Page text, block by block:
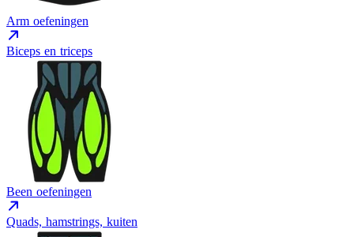
Arm oefeningen
Biceps en triceps
Been oefeningen
Quads, hamstrings, kuiten